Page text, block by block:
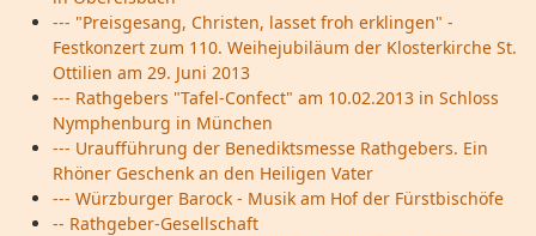
--- "Preisgesang, Christen, lasset froh erklingen" -
Festkonzert zum 110. Weihejubiläum der Klosterkirche St.
Ottilien am 29. Juni 2013
--- Rathgebers "Tafel-Confect" am 10.02.2013 in Schloss
Nymphenburg in München
--- Uraufführung der Benediktsmesse Rathgebers. Ein
Rhöner Geschenk an den Heiligen Vater
--- Würzburger Barock - Musik am Hof der Fürstbischöfe
-- Rathgeber-Gesellschaft